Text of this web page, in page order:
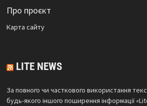
Про проєкт
Карта сайтy
LITE NEWS
За повного чи часткового використання
будь-якого іншого поширення інформації